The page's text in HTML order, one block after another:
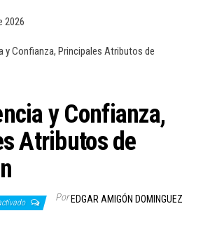
2026
y Confianza, Principales Atributos de
y Confianza,
Atributos de
Por EDGAR AMIGÓN DOMINGUEZ